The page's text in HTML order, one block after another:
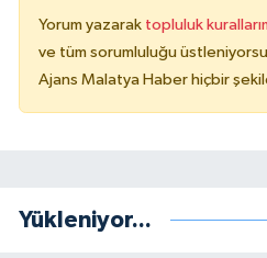
Yorum yazarak topluluk
ve tüm sorumluluğu
Ajans Malatya Haber hiçbir
Yükleniyor...